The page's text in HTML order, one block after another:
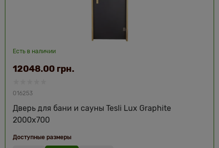
Есть в наличии
016253
Дверь для бани и сауны Tesli Lux Graphite
2000х700
12048.00 грн.
Доступные размеры